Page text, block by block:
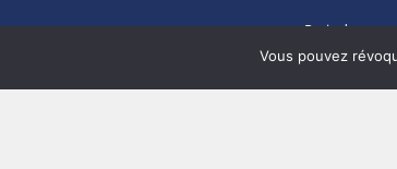
Paris
Vous pouvez